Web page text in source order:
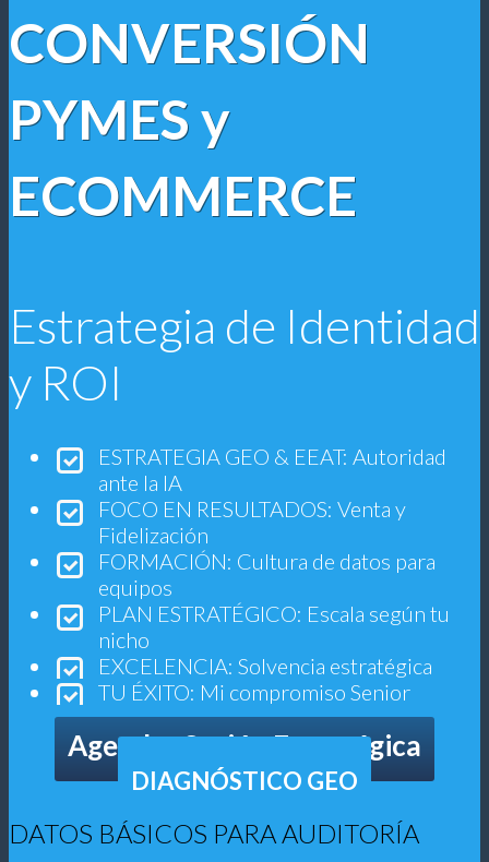
CONVERSIÓN
PYMES y
ECOMMERCE
Estrategia de Identidad
y ROI
ESTRATEGIA GEO & EEAT: Autoridad
ante la IA
FOCO EN RESULTADOS: Venta y
Fidelización
FORMACIÓN: Cultura de datos para
equipos
PLAN ESTRATÉGICO: Escala según tu
nicho
EXCELENCIA: Solvencia estratégica
TU ÉXITO: Mi compromiso Senior
Agendar Sesión Estratégica
DIAGNÓSTICO GEO
DATOS BÁSICOS PARA AUDITORÍA